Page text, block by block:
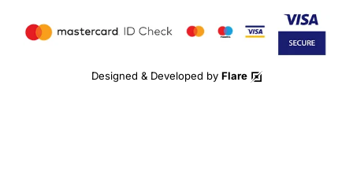
Designed & Developed by Flare